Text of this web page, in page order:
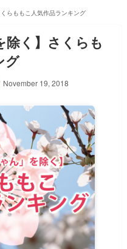
らももこ人気作品ランキング
除く】さくらも
グ
November 19, 2018